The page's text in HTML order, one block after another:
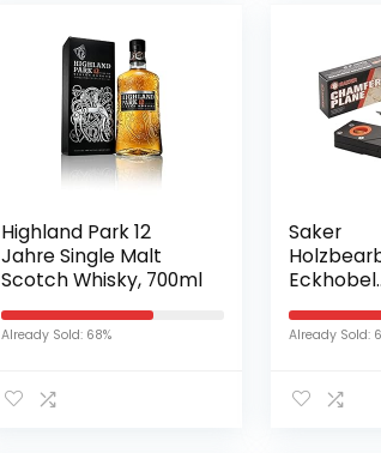
Highland Park 12
Jahre Single Malt
Scotch Whisky, 700ml
Already Sold: 68%
Saker
Eckhobel
schnellen
Anfasen
Already Sold: